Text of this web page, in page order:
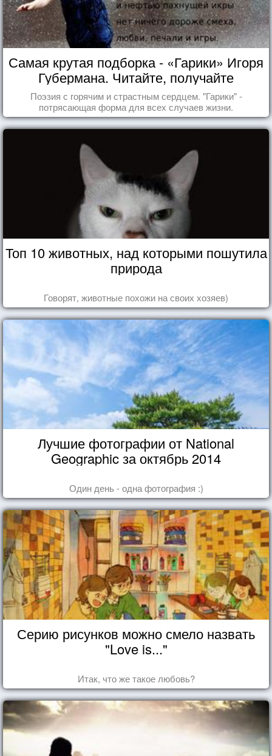
Самая крутая подборка - «Гарики» Игоря
Губермана. Читайте, получайте
удовольствие!
Поэзия с горячим и страстным сердцем. "Гарики" -
потрясающая форма для всех случаев жизни.
Топ 10 животных, над которыми пошутила
природа
Говорят, животные похожи на своих хозяев)
Лучшие фотографии от National
Geographic за октябрь 2014
Один день - одна фотография :)
Серию рисунков можно смело назвать
"Love is..."
Итак, что же такое любовь?